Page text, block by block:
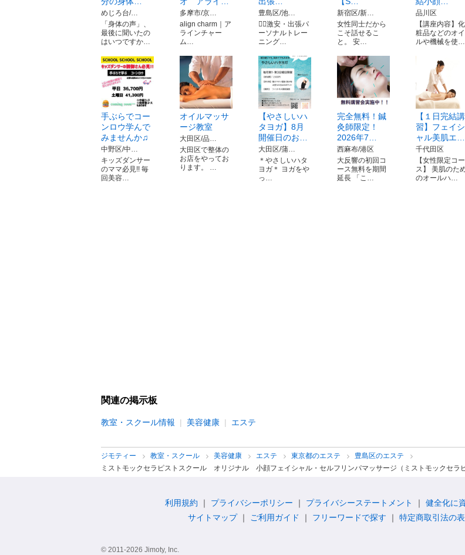
めじろ台/…
「身体の声」、
最後に聞いたの
はいつですか…
多摩市/京…
align charm｜ア
ラインチャー
ム…
豊島区/池…
🚶‍♂️激安・出張パ
ーソナルトレー
ニング…
新宿区/新…
女性同士だから
こそ話せるこ
と。 安…
品川区
【講座内容】化
粧品などのオイ
ルや機械を使…
手ぶらでコー
ンロウ学んで
みませんか♫
中野区/中…
キッズダンサー
のママ必見!! 毎
回美容…
オイルマッサ
ージ教室
大田区/品…
大田区で整体の
お店をやってお
ります。 …
【やさしいハ
タヨガ】8月
開催日のお…
大田区/蒲…
＊やさしいハタ
ヨガ＊ ヨガをや
っ…
完全無料！鍼
灸師限定！
2026年7…
西麻布/港区
大反響の初回コ
ース無料を期間
延長 「こ…
【１日完結講
習】フェイシ
ャル美肌エ…
千代田区
【女性限定コー
ス】 美肌のた
のオールハ…
関連の掲示板
教室・スクール情報 美容健康 エステ
ジモティー 教室・スクール 美容健康 エステ 東京都のエステ
豊島区のエステ
ミストモックセラピストスクール オリジナル 小顔フェイシャル・セルフリンパマッサージ（ミストモックセラ
利用規約 プライバシーポリシー プライバシーステートメント 健全化に
サイトマップ
ご利用ガイド フリーワードで探す 特定商取引法の
© 2011-2026 Jimoty, Inc.